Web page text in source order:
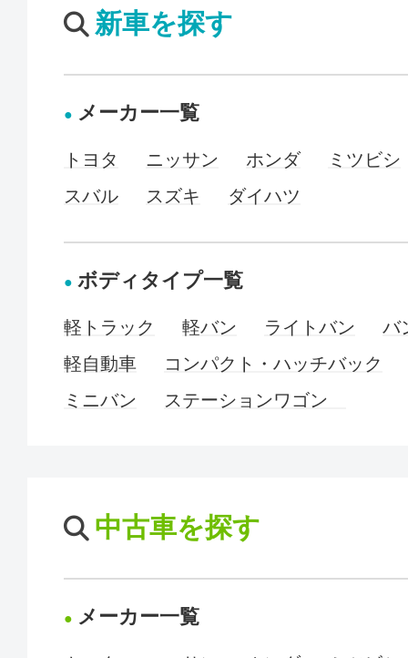
新車を探す
メーカー一覧
トヨタ ニッサン ホンダ
ミツビシ
スバル
スズキ ダイハツ
ボディタイプ一覧
軽トラック 軽バン ライトバン
バ
軽自動車
コンパクト・ハッチバック
ミニバン
ステーションワゴン
中古車を探す
メーカー一覧